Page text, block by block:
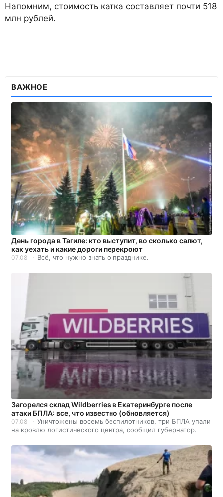
Напомним, стоимость катка составляет почти 518
млн рублей.
ВАЖНОЕ
День города в Тагиле: кто выступит, во сколько салют,
как уехать и какие дороги перекроют
07.08 Всё, что нужно знать о празднике.
Загорелся склад Wildberries в Екатеринбурге после
атаки БПЛА: все, что известно (обновляется)
07.08
Уничтожены восемь беспилотников, три БПЛА упали
на кровлю логистического центра, сообщил губернатор.